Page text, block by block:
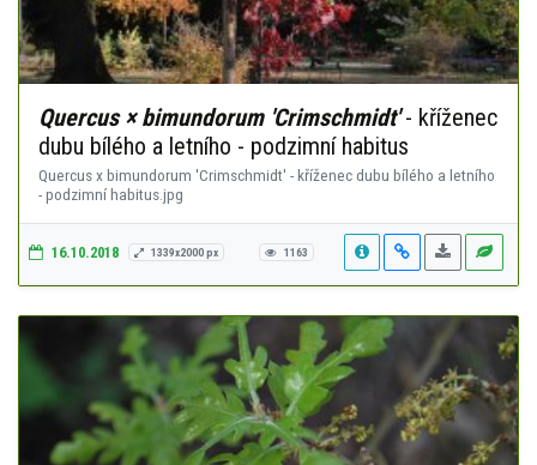
Quercus × bimundorum 'Crimschmidt'- kříženec
dubu bílého a letního - podzimní habitus
Quercus x bimundorum 'Crimschmidt' - kříženec dubu bílého a letního
- podzimní habitus.jpg
16.10.2018 1339x2000 px 1163